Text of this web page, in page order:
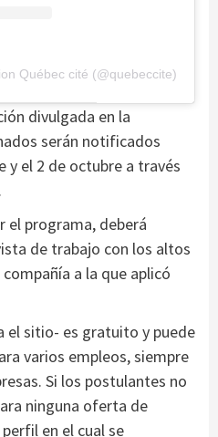
Québec cité (@quebeccite)
divulgada en la
serán notificados
y el 2 de octubre a través
el programa, deberá
de trabajo con los altos
a la que aplicó
el sitio- es gratuito y puede
varios empleos, siempre
Si los postulantes no
ninguna oferta de
en el cual se